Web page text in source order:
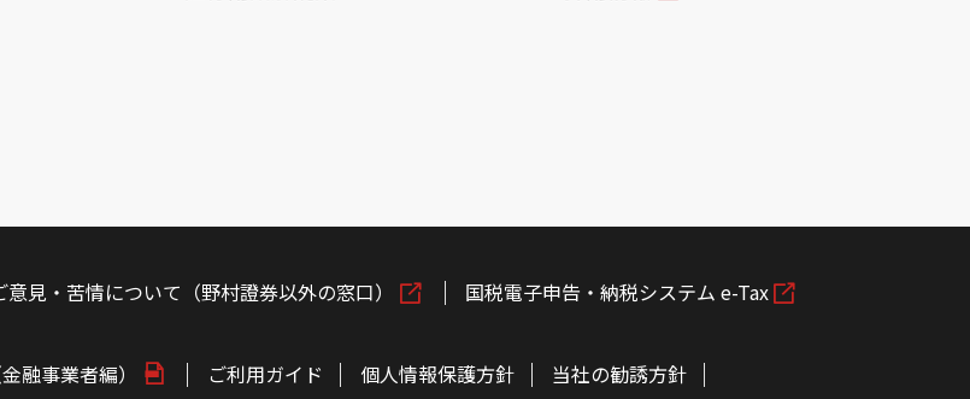
意見・苦情について（野村證券以外の窓口） 国税電子申告・納税システム e-Tax
融事業者編） ご利用ガイド 個人情報保護方針
当社の勧誘方針